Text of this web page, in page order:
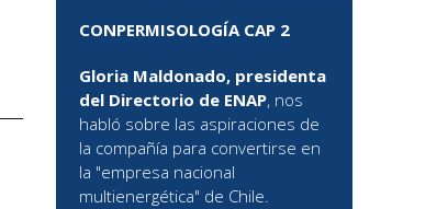
CONPERMISOLOGÍA CAP 2
Gloria Maldonado, presidenta
del Directorio de ENAP, nos
habló sobre las aspiraciones de
la compañía para convertirse en
la "empresa nacional
multienergética" de Chile.